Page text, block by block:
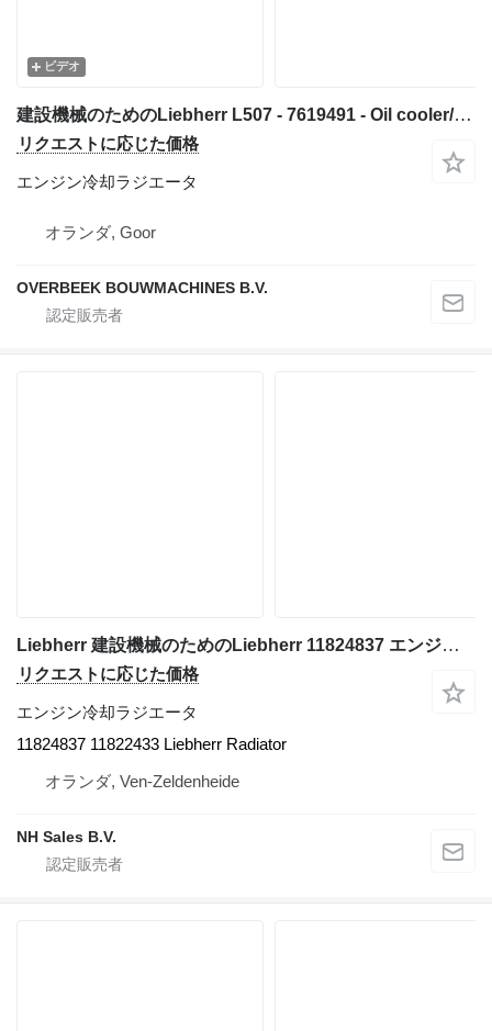
ビデオ
建設機械のためのLiebherr L507 - 7619491 - Oil cooler/Ölkühler/Oliekoeler エンジン冷却ラジエータ
リクエストに応じた価格
エンジン冷却ラジエータ
オランダ, Goor
OVERBEEK BOUWMACHINES B.V.
Liebherr 建設機械のためのLiebherr 11824837 エンジン冷却ラジエータ
リクエストに応じた価格
エンジン冷却ラジエータ
11824837 11822433 Liebherr Radiator
オランダ, Ven-Zeldenheide
NH Sales B.V.